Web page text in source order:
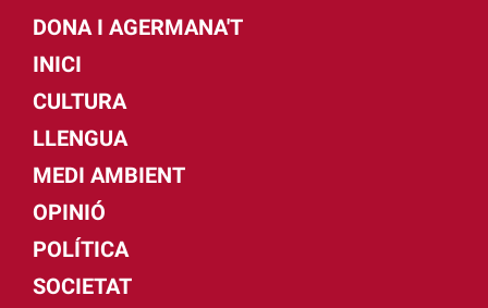
DONA I AGERMANA'T
INICI
CULTURA
LLENGUA
MEDI AMBIENT
OPINIÓ
POLÍTICA
SOCIETAT